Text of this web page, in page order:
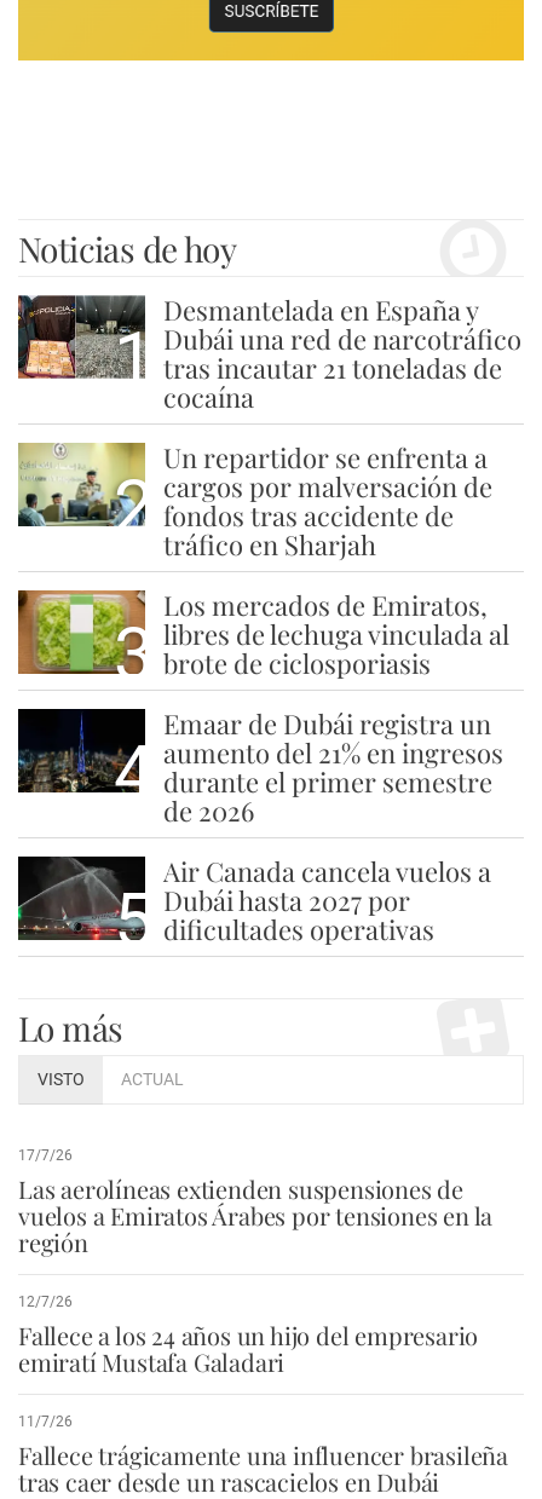
Noticias de hoy
1
Desmantelada en España y
Dubái una red de narcotráfico
tras incautar 21 toneladas de
cocaína
2
Un repartidor se enfrenta a
cargos por malversación de
fondos tras accidente de
tráfico en Sharjah
3
Los mercados de Emiratos,
libres de lechuga vinculada al
brote de ciclosporiasis
4
Emaar de Dubái registra un
aumento del 21% en ingresos
durante el primer semestre
de 2026
5
Air Canada cancela vuelos a
Dubái hasta 2027 por
dificultades operativas
Lo más
VISTO ACTUAL
17/7/26
Las aerolíneas extienden suspensiones de
vuelos a Emiratos Árabes por tensiones en la
región
12/7/26
Fallece a los 24 años un hijo del empresario
emiratí Mustafa Galadari
11/7/26
Fallece trágicamente una influencer brasileña
tras caer desde un rascacielos en Dubái